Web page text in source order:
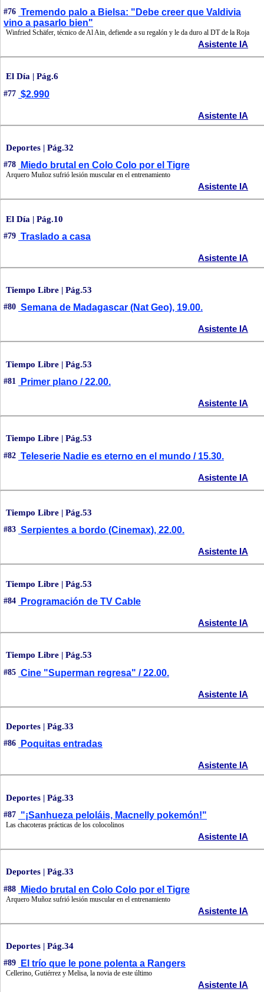
#76 Tremendo palo a Bielsa: "Debe creer que Valdivia
vino a pasarlo bien"
Winfried Schäfer, técnico de Al Ain, defiende a su regalón y le da duro al DT de la Roja
Asistente IA
El Día | Pág.6
#77 $2.990
Asistente IA
Deportes | Pág.32
#78 Miedo brutal en Colo Colo por el Tigre
Arquero Muñoz sufrió lesión muscular en el entrenamiento
Asistente IA
El Día | Pág.10
#79 Traslado a casa
Asistente IA
Tiempo Libre | Pág.53
#80 Semana de Madagascar (Nat Geo), 19.00.
Asistente IA
Tiempo Libre | Pág.53
#81 Primer plano / 22.00.
Asistente IA
Tiempo Libre | Pág.53
#82 Teleserie Nadie es eterno en el mundo / 15.30.
Asistente IA
Tiempo Libre | Pág.53
#83 Serpientes a bordo (Cinemax), 22.00.
Asistente IA
Tiempo Libre | Pág.53
#84 Programación de TV Cable
Asistente IA
Tiempo Libre | Pág.53
#85 Cine "Superman regresa" / 22.00.
Asistente IA
Deportes | Pág.33
#86 Poquitas entradas
Asistente IA
Deportes | Pág.33
#87 "¡Sanhueza peloláis, Macnelly pokemón!"
Las chacoteras prácticas de los colocolinos
Asistente IA
Deportes | Pág.33
#88 Miedo brutal en Colo Colo por el Tigre
Arquero Muñoz sufrió lesión muscular en el entrenamiento
Asistente IA
Deportes | Pág.34
#89 El trío que le pone polenta a Rangers
Cellerino, Gutiérrez y Melisa, la novia de este último
Asistente IA